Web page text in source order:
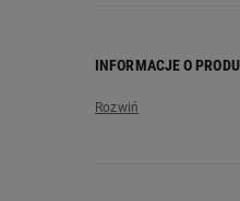
Liczba
INFORMACJE O
Nazwa